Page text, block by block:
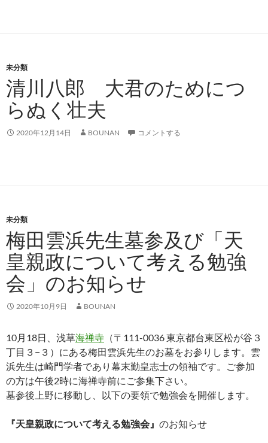
未分類
清川八郎 大君のためにつ
らぬく壮夫
2020年12月14日 BOUNAN コメントする
未分類
梅田雲浜先生墓参及び「天
皇親政について考える勉強
会」のお知らせ
2020年10月9日 BOUNAN
10月18日、浅草海禅寺 （〒111-0036 東京都台東区松が谷３
丁目３−３）にある梅田雲浜先生のお墓をお参りします。雲
浜先生は崎門学者であり幕末勤皇志士の領袖です。ご参加
の方は午後2時に海禅寺前にご参集下さい。
墓参後上野に移動し、以下の要領で勉強会を開催します。
『天皇親政について考える勉強会』 のお知らせ